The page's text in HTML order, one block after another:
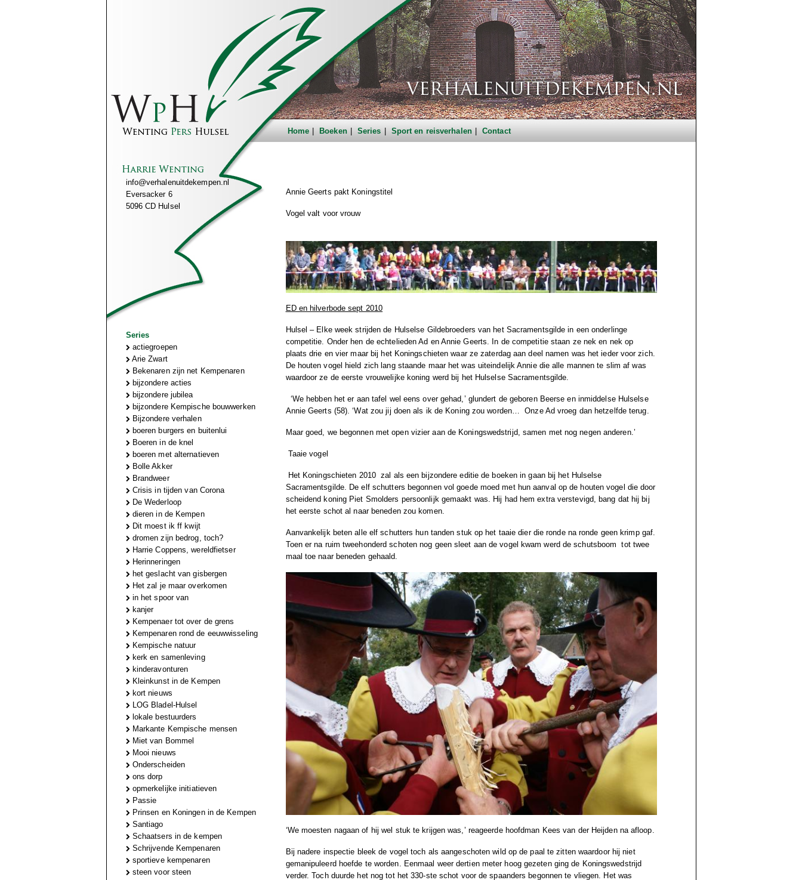
Home Boeken Series Sport en reisverhalen Contact
info@verhalenuitdekempen.nl
Eversacker 6
5096 CD Hulsel
Series
actiegroepen
Arie Zwart
Bekenaren zijn net Kempenaren
bijzondere acties
bijzondere jubilea
bijzondere Kempische bouwwerken
Bijzondere verhalen
boeren burgers en buitenlui
Boeren in de knel
boeren met alternatieven
Bolle Akker
Brandweer
Crisis in tijden van Corona
De Wederloop
dieren in de Kempen
Dit moest ik ff kwijt
dromen zijn bedrog, toch?
Harrie Coppens, wereldfietser
Herinneringen
het geslacht van gisbergen
Het zal je maar overkomen
in het spoor van
kanjer
Kempenaer tot over de grens
Kempenaren rond de eeuwwisseling
Kempische natuur
kerk en samenleving
kinderavonturen
Kleinkunst in de Kempen
kort nieuws
LOG Bladel-Hulsel
lokale bestuurders
Markante Kempische mensen
Miet van Bommel
Mooi nieuws
Onderscheiden
ons dorp
opmerkelijke initiatieven
Passie
Prinsen en Koningen in de Kempen
Santiago
Schaatsers in de kempen
Schrijvende Kempenaren
sportieve kempenaren
steen voor steen
Annie Geerts pakt Koningstitel
Vogel valt voor vrouw
ED en hilverbode sept 2010
Hulsel – Elke week strijden de Hulselse Gildebroeders van het Sacramentsgilde in een onderlinge
competitie. Onder hen de echtelieden Ad en Annie Geerts. In de competitie staan ze nek en nek op
plaats drie en vier maar bij het Koningschieten waar ze zaterdag aan deel namen was het ieder voor zich.
De houten vogel hield zich lang staande maar het was uiteindelijk Annie die alle mannen te slim af was
waardoor ze de eerste vrouwelijke koning werd bij het Hulselse Sacramentsgilde.
‘We hebben het er aan tafel wel eens over gehad,’ glundert de geboren Beerse en inmiddelse Hulselse
Annie Geerts (58). ‘Wat zou jij doen als ik de Koning zou worden…
Onze Ad vroeg dan hetzelfde terug.
Maar goed, we begonnen met open vizier aan de Koningswedstrijd, samen met nog negen anderen.’
Taaie vogel
Het Koningschieten 2010 zal als een bijzondere editie de boeken in gaan bij het Hulselse
Sacramentsgilde. De elf schutters begonnen vol goede moed met hun aanval op de houten vogel die door
scheidend koning Piet Smolders persoonlijk gemaakt was. Hij had hem extra verstevigd, bang dat hij bij
het eerste schot al naar beneden zou komen.
Aanvankelijk beten alle elf schutters hun tanden stuk op het taaie dier die ronde na ronde geen krimp gaf.
Toen er na ruim tweehonderd schoten nog geen sleet aan de vogel kwam werd de schutsboom
tot twee
maal toe naar beneden gehaald.
‘We moesten nagaan of hij wel stuk te krijgen was,’ reageerde hoofdman Kees van der Heijden na afloop.
Bij nadere inspectie bleek de vogel toch als aangeschoten wild op de paal te zitten waardoor hij niet
gemanipuleerd hoefde te worden. Eenmaal weer dertien meter hoog gezeten ging de Koningswedstrijd
verder. Toch duurde het nog tot het 330-ste schot voor de spaanders begonnen te vliegen. Het was